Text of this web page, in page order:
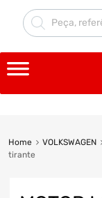
Home VOLKSWAGEN
tirante